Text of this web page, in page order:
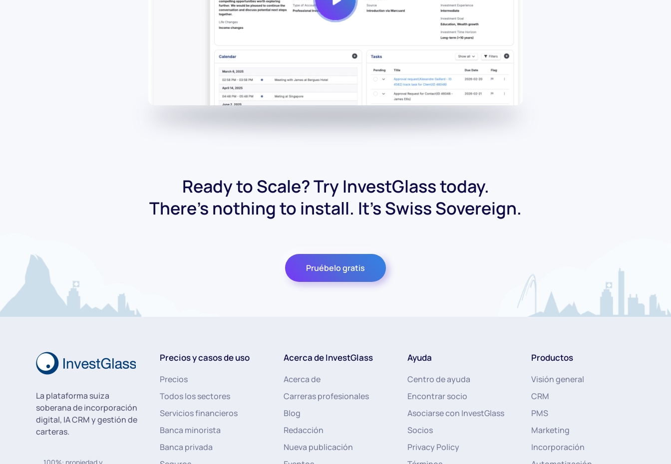
Ready to Scale? Try InvestGlass today.
There's nothing to install. It's Swiss Sovereign.
Pruébelo gratis
La plataforma suiza
soberana de incorporación
digital, IA CRM y gestión de
carteras.
Precios y casos de uso
Precios
Todos los sectores
Servicios financieros
Banca minorista
Banca privada
Acerca de InvestGlass
Acerca de
Carreras profesionales
Blog
Redacción
Nueva publicación
Ayuda
Centro de ayuda
Encontrar socio
Asociarse con InvestGlass
Socios
Privacy Policy
Productos
Visión general
CRM
PMS
Marketing
Incorporación